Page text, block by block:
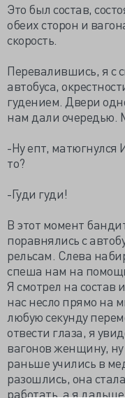
Это был состав,
обеих сторон и
скорость.
Перевалившись, я с
автобуса,
гудением. Двери
нам дали очередью.
-Ну епт, матюгнулся
то?
-Гуди гуди!
В этот момент
поравнялись с
рельсам. Слева
спеша нам на
Я смотрел на состав
нас несло прямо на
любую секунду
отвести глаза, я
вагонов женщину,
раньше учились в
разошлись, она
работать, а я